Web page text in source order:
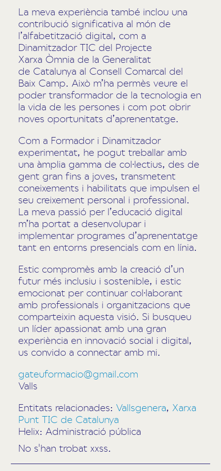
La meva experiència també inclou una
contribució significativa al món de
l’alfabetització digital, com a
Dinamitzador TIC del Projecte
Xarxa Òmnia de la Generalitat
de Catalunya al Consell Comarcal del
Baix Camp. Això m’ha permès veure el
poder transformador de la tecnologia en
la vida de les persones i com pot obrir
noves oportunitats d’aprenentatge.
Com a Formador i Dinamitzador
experimentat, he pogut treballar amb
una àmplia gamma de col·lectius, des de
gent gran fins a joves, transmetent
coneixements i habilitats que impulsen el
seu creixement personal i professional.
La meva passió per l’educació digital
m’ha portat a desenvolupar i
implementar programes d’aprenentatge
tant en entorns presencials com en línia.
Estic compromès amb la creació d’un
futur més inclusiu i sostenible, i estic
emocionat per continuar col·laborant
amb professionals i organitzacions que
comparteixin aquesta visió. Si busqueu
un líder apassionat amb una gran
experiència en innovació social i digital,
us convido a connectar amb mi.
gateuformacio@gmail.com
Valls
Entitats relacionades:Vallsgenera, Xarxa
Punt TIC de Catalunya
Helix: Administració pública
No s'han trobat xxss.